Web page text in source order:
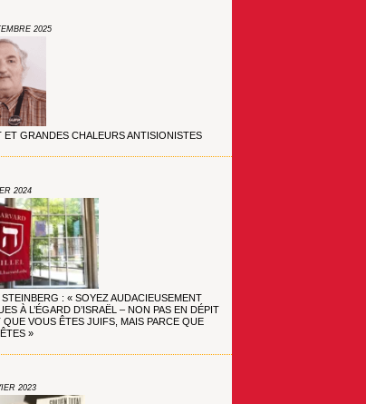
2025
ET GRANDES CHALEURS ANTISIONISTES
2024
: « SOYEZ AUDACIEUSEMENT
À L’ÉGARD D’ISRAËL – NON PAS EN DÉPIT
QUE VOUS ÊTES JUIFS, MAIS PARCE QUE
»
2023